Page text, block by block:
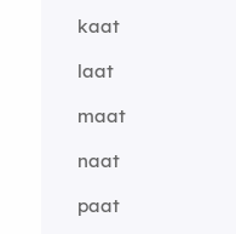
kaat
laat
maat
naat
paat